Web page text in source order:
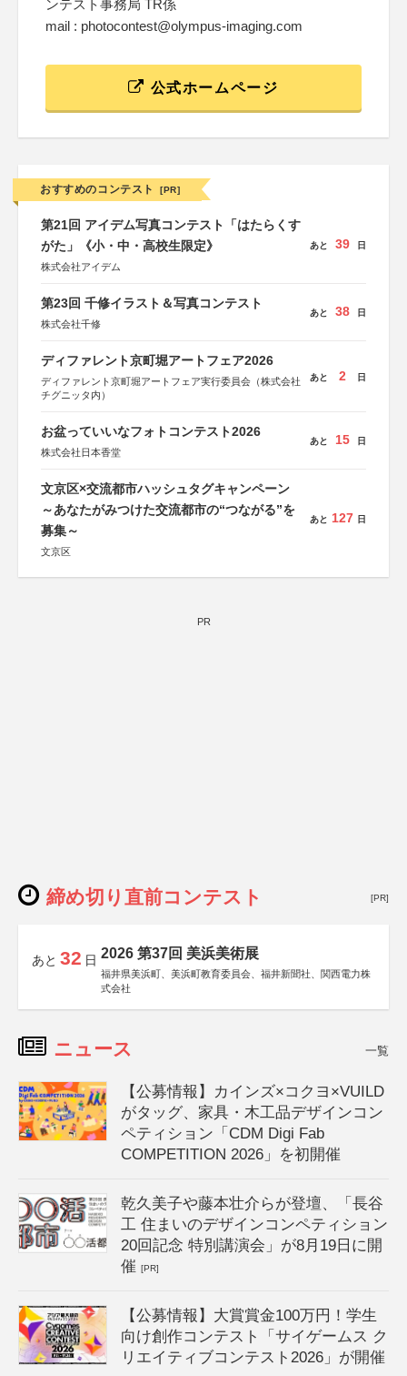
ンテスト事務局 TR係
mail : photocontest@olympus-imaging.com
公式ホームページ
おすすめのコンテスト [PR]
第21回 アイデム写真コンテスト「はたらくす
がた」《小・中・高校生限定》
株式会社アイデム
あと 39 日
第23回 千修イラスト＆写真コンテスト
株式会社千修
あと 38 日
ディファレント京町堀アートフェア2026
ディファレント京町堀アートフェア実行委員会（株式会社
チグニッタ内）
あと 2 日
お盆っていいなフォトコンテスト2026
株式会社日本香堂
あと 15 日
文京区×交流都市ハッシュタグキャンペーン
～あなたがみつけた交流都市の“つながる”を
募集～
文京区
あと 127 日
PR
締め切り直前コンテスト [PR]
あと 32 日 2026 第37回 美浜美術展
福井県美浜町、美浜町教育委員会、福井新聞社、関西電力株
式会社
ニュース 一覧
【公募情報】カインズ×コクヨ×VUILD
がタッグ、家具・木工品デザインコン
ペティション「CDM Digi Fab
COMPETITION 2026」を初開催
乾久美子や藤本壮介らが登壇、「長谷
工 住まいのデザインコンペティション
20回記念 特別講演会」が8月19日に開
催[PR]
【公募情報】大賞賞金100万円！学生
向け創作コンテスト「サイゲームス ク
リエイティブコンテスト2026」が開催